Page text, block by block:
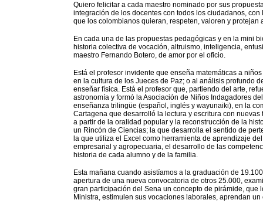
Quiero felicitar a cada maestro nominado por sus
integración de los docentes con todos los ciudadanos,
que los colombianos quieran, respeten, valoren y protejan
En cada una de las propuestas pedagógicas y en la mini
historia colectiva de vocación, altruismo, inteligencia,
maestro Fernando Botero, de amor por el oficio.
Está el profesor invidente que enseña matemáticas a
en la cultura de los Jueces de Paz; o al análisis profundo
enseñar física. Está el profesor que, partiendo del arte,
astronomía y formó la Asociación de Niños Indagadores
enseñanza trilingüe (español, inglés y wayunaiki), en la
Cartagena que desarrolló la lectura y escritura con
a partir de la oralidad popular y la reconstrucción de la
un Rincón de Ciencias; la que desarrolla el sentido de
la que utiliza el Excel como herramienta de aprendizaje
empresarial y agropecuaria, el desarrollo de las
historia de cada alumno y de la familia.
Esta mañana cuando asistíamos a la graduación de
apertura de una nueva convocatoria de otros 25.000,
gran participación del Sena un concepto de pirámide,
Ministra, estimulen sus vocaciones laborales, aprendan un